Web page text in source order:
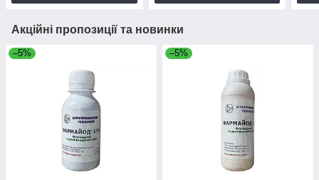
Акційні пропозиції та новинки
–5% –5%